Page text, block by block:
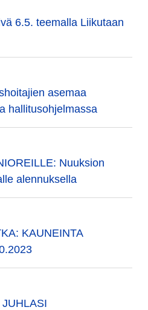
6.5. teemalla Liikutaan
asemaa
hallitusohjelmassa
Nuuksion
alennuksella
KAUNEINTA